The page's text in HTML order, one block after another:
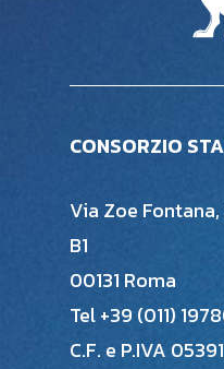
CONSORZIO
Via Zoe
B1
00131 Roma
Tel +39 (011)
C.F. e P.IVA